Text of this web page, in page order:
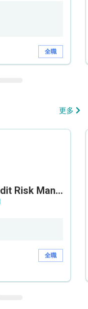
全職
更多
Assistant / Deputy / Credit Risk Manager (Credit Monitoring)
全職